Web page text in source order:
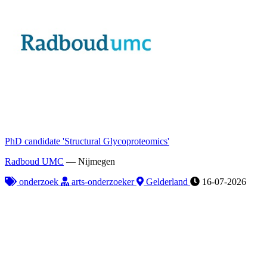
PhD candidate 'Structural Glycoproteomics'
Radboud UMC — Nijmegen
onderzoek
arts-onderzoeker Gelderland 16-07-2026